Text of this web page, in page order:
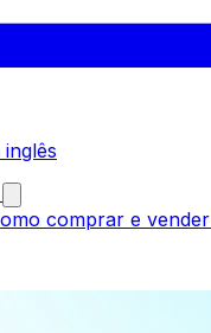
comprar e vender